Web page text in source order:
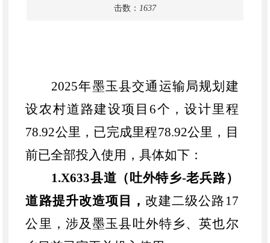
击数： 1637
2025年墨玉县交通运输局规划建
设农村道路建设项目6个，设计里程
78.92公里，已完成里程78.92公里，目
前已全部投入使用，具体如下：
1.X633县道（吐外特乡-老兵路）
道路提升改造项目， 改建二级公路 17
公里，涉及墨玉县吐外特乡、英也尔